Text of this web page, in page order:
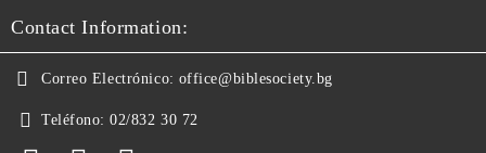
Contact Information:
Correo Electrónico: office@biblesociety.bg
Teléfono: 02/832 30 72